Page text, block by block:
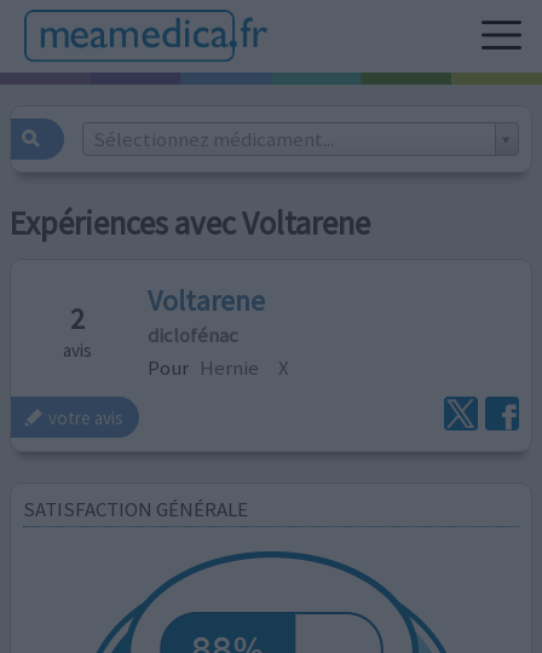
Sélectionnez médicament...
Expériences avec Voltarene
2
avis
Voltarene
diclofénac
Pour Hernie X
votre avis
SATISFACTION GÉNÉRALE